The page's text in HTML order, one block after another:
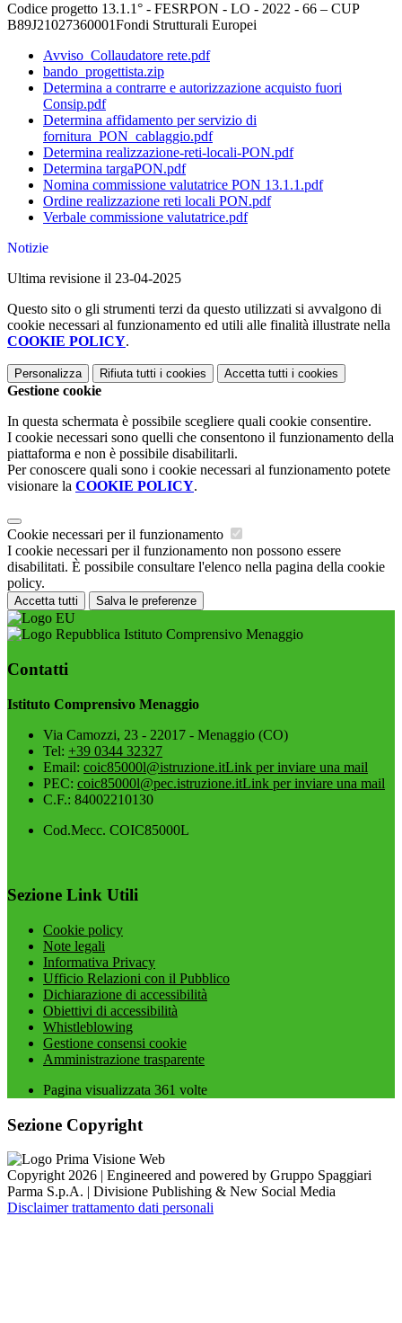
Codice progetto 13.1.1° - FESRPON - LO - 2022 - 66 – CUP
B89J21027360001Fondi Strutturali Europei
Avviso_Collaudatore rete.pdf
bando_progettista.zip
Determina a contrarre e autorizzazione acquisto fuori
Consip.pdf
Determina affidamento per servizio di
fornitura_PON_cablaggio.pdf
Determina realizzazione-reti-locali-PON.pdf
Determina targaPON.pdf
Nomina commissione valutatrice PON 13.1.1.pdf
Ordine realizzazione reti locali PON.pdf
Verbale commissione valutatrice.pdf
Notizie
Ultima revisione il 23-04-2025
Questo sito o gli strumenti terzi da questo utilizzati si avvalgono di
cookie necessari al funzionamento ed utili alle finalità illustrate nella
COOKIE POLICY.
Personalizza Rifiuta tutti i cookies Accetta tutti i cookies
Gestione cookie
In questa schermata è possibile scegliere quali cookie consentire.
I cookie necessari sono quelli che consentono il funzionamento della
piattaforma e non è possibile disabilitarli.
Per conoscere quali sono i cookie necessari al funzionamento potete
visionare la COOKIE POLICY.
Cookie necessari per il funzionamento
I cookie necessari per il funzionamento non possono essere
disabilitati. È possibile consultare l'elenco nella pagina della cookie
policy.
Accetta tutti Salva le preferenze
Istituto Comprensivo Menaggio
Contatti
Istituto Comprensivo Menaggio
Via Camozzi, 23 - 22017 - Menaggio (CO)
Tel: +39 0344 32327
Email: coic85000l@istruzione.itLink per inviare una mail
PEC: coic85000l@pec.istruzione.itLink per inviare una mail
C.F.: 84002210130
Cod.Mecc. COIC85000L
Sezione Link Utili
Cookie policy
Note legali
Informativa Privacy
Ufficio Relazioni con il Pubblico
Dichiarazione di accessibilità
Obiettivi di accessibilità
Whistleblowing
Gestione consensi cookie
Amministrazione trasparente
Pagina visualizzata 361 volte
Sezione Copyright
Copyright 2026 | Engineered and powered by Gruppo Spaggiari
Parma S.p.A. | Divisione Publishing & New Social Media
Disclaimer trattamento dati personali